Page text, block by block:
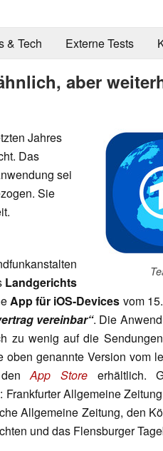
& Tech Externe Tests
aber
Jahres
Das
sei
Sie
Landgerichts
App für iOS-Devices vom
vereinbar“. Die
zu wenig auf die
genannte Version vom
denApp Store erhältlich.
: Frankfurter Allgemeine
Allgemeine Zeitung, den
und das Flensburger